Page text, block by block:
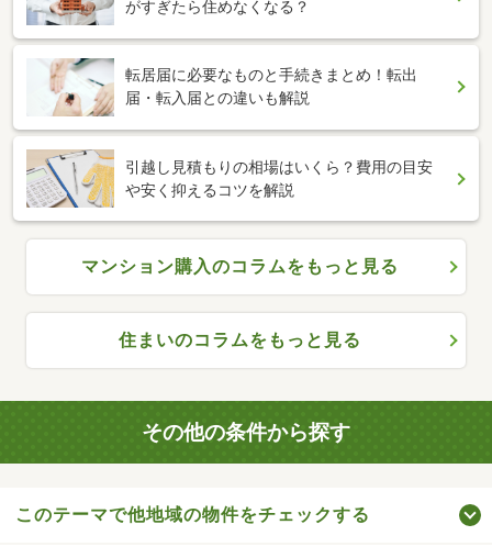
がすぎたら住めなくなる？
転居届に必要なものと手続きまとめ！転出
届・転入届との違いも解説
引越し見積もりの相場はいくら？費用の目安
や安く抑えるコツを解説
マンション購入のコラムをもっと見る
住まいのコラムをもっと見る
その他の条件から探す
このテーマで他地域の物件をチェックする